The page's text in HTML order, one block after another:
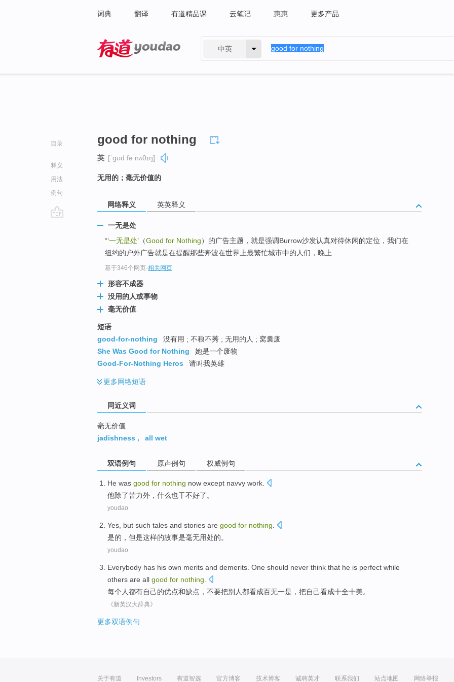
词典 翻译 有道精品课 云笔记 惠惠 更多产品
中英
目录
释义
用法
例句
good for nothing
英 [ˈɡʊd fə nʌθɪŋ]
无用的；毫无价值的
网络释义 英英释义
一无是处
“‘一无是处’（Good for Nothing）的广告主题，就是强调Burrow沙发认真对待休闲的定位，我们在
纽约的户外广告就是在提醒那些奔波在世界上最繁忙城市中的人们，晚上...
基于346个网页-相关网页
形容不成器
没用的人或事物
毫无价值
短语
good-for-nothing
没有用 ; 不稂不莠 ; 无用的人 ; 窝囊废
She Was Good for Nothing
她是一个废物
Good-For-Nothing Heros
请叫我英雄
更多网络短语
同近义词
毫无价值
jadishness , all wet
双语例句 原声例句 权威例句
He was good for nothing now except navvy work.
他除了苦力外， 什么也干不好了。
youdao
Yes but such tales and stories are good for nothing
是的 ， 但是这样的故事是毫无用处的。
youdao
Everybody has his own merits and demerits . One should never think that he is perfect while
others are all good for nothing
每个人都有自己的优点和缺点 ， 不要把别人都看成百无一是，把自己看成十全十美。
《新英汉大辞典》
更多双语例句
关于有道 Investors 有道智选 官方博客 技术博客 诚聘英才 联系我们 站点地图 网络举报